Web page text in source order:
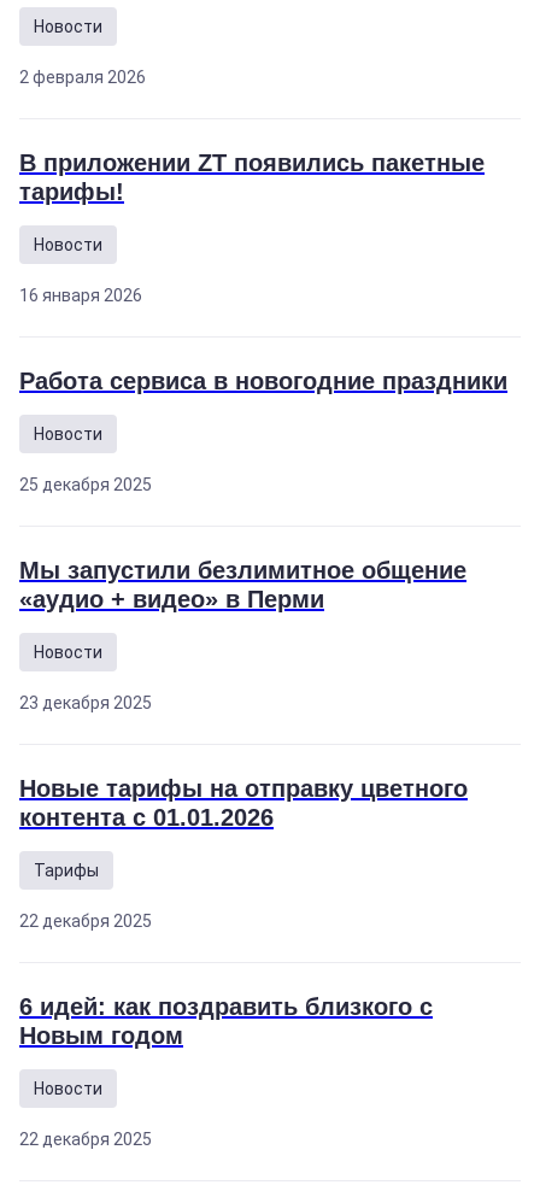
Новости
2 февраля 2026
В приложении ZT появились пакетные
тарифы!
Новости
16 января 2026
Работа сервиса в новогодние праздники
Новости
25 декабря 2025
Мы запустили безлимитное общение
«аудио + видео» в Перми
Новости
23 декабря 2025
Новые тарифы на отправку цветного
контента с 01.01.2026
Тарифы
22 декабря 2025
6 идей: как поздравить близкого с
Новым годом
Новости
22 декабря 2025